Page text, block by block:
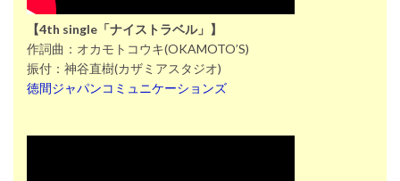
【4th single「ナイストラベル」】
作詞曲：オカモトコウキ(OKAMOTO’S)
振付：神谷直樹(カザミアスタジオ)
徳間ジャパンコミュニケーションズ